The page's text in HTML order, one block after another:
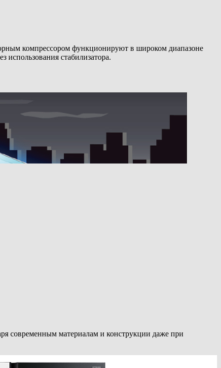
компрессором функционируют в широком диапазоне
использования стабилизатора.
современным материалам и конструкции даже при